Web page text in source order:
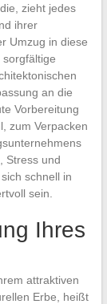
zieht jedes
ihrer
Umzug in diese
an die
Vorbereitung
zum Verpacken
Stress und
schnell in
sein.
Ihres
attraktiven
Erbe, heißt